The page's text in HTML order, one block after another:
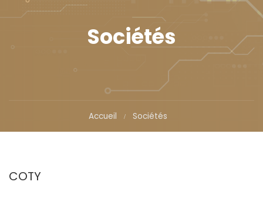
Sociétés
Accueil Sociétés
COTY